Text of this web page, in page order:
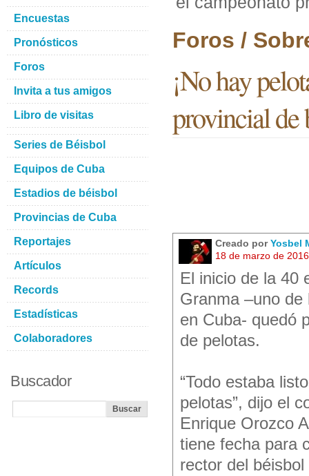
Foros /
¡No hay
provincial de
Creado porYosbel
18 de marzo de
El inicio de la 40
Granma –uno
en Cuba- quedó
de pelotas.
“Todo estaba
pelotas”, dijo el
Enrique Orozco
tiene fecha para
rector del
Encuestas
Pronósticos
Foros
Invita a tus amigos
Libro de visitas
Series de Béisbol
Equipos de Cuba
Estadios de béisbol
Provincias de Cuba
Reportajes
Artículos
Records
Estadísticas
Colaboradores
Buscador